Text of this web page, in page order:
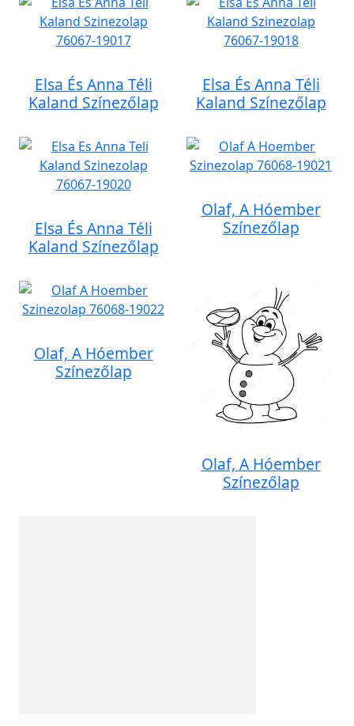
Elsa És Anna Téli
Kaland Színezőlap
Elsa És Anna Téli
Kaland Színezőlap
Elsa És Anna Téli
Kaland Színezőlap
Olaf, A Hóember
Színezőlap
Olaf, A Hóember
Színezőlap
Olaf, A Hóember
Színezőlap